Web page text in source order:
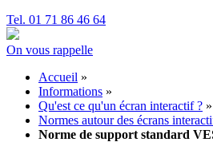
Tel. 01 71 86 46 64
On vous rappelle
Accueil »
Informations »
Qu'est ce qu'un écran interactif ? »
Normes autour des écrans
Norme de support standard